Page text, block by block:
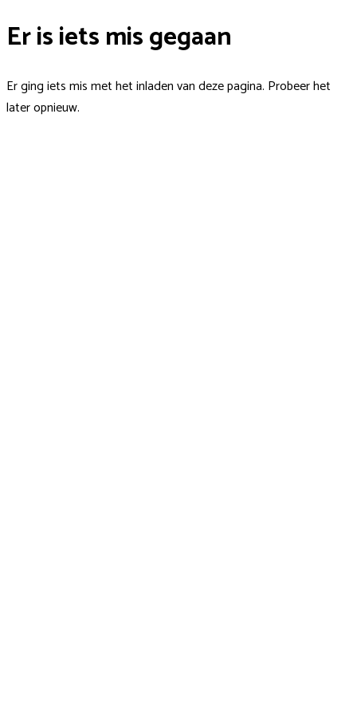
Er is iets mis gegaan
Er ging iets mis met het inladen van deze pagina. Probeer het
later opnieuw.